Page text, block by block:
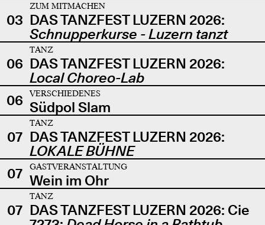
03
ZUM MITMACHEN
DAS TANZFEST LUZERN 2026:
Schnupperkurse - Luzern tanzt
06
TANZ
DAS TANZFEST LUZERN 2026:
Local Choreo-Lab
06
VERSCHIEDENES
Südpol Slam
07
TANZ
DAS TANZFEST LUZERN 2026:
LOKALE BÜHNE
07
GASTVERANSTALTUNG
Wein im Ohr
07
TANZ
DAS TANZFEST LUZERN 2026: Cie